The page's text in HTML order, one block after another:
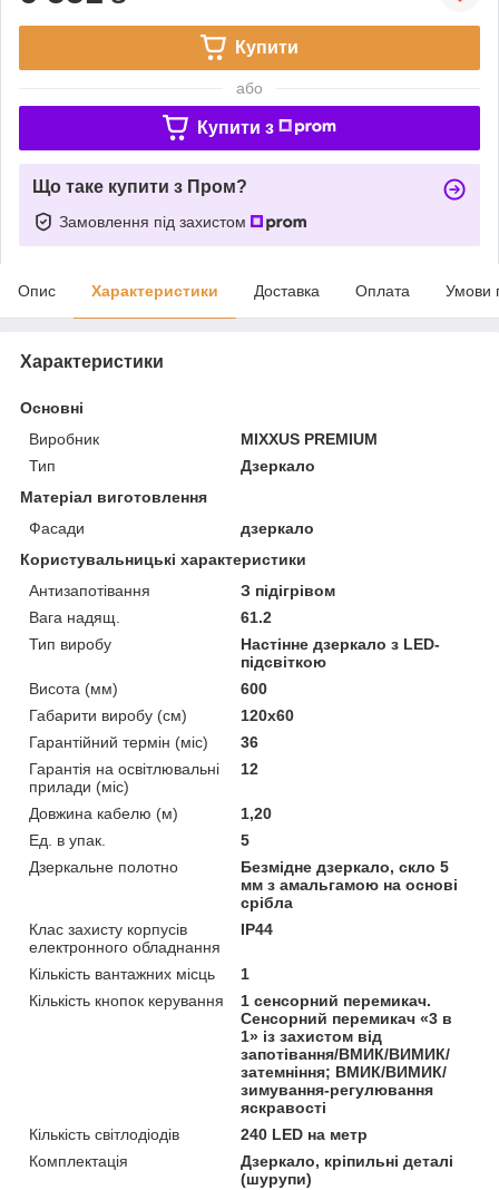
Купити
або
Купити з
Що таке купити з Пром?
Замовлення під захистом
Опис Характеристики Доставка Оплата Умови
Характеристики
Основні
Виробник
MIXXUS PREMIUM
Тип
Дзеркало
Матеріал виготовлення
Фасади
дзеркало
Користувальницькі характеристики
Антизапотівання
З підігрівом
Вага надящ.
61.2
Тип виробу
Настінне дзеркало з LED-
підсвіткою
Висота (мм)
600
Габарити виробу (см)
120x60
Гарантійний термін (міс)
36
Гарантія на освітлювальні
прилади (міс)
12
Довжина кабелю (м)
1,20
Ед. в упак.
5
Дзеркальне полотно
Безмідне дзеркало, скло 5
мм з амальгамою на основі
срібла
Клас захисту корпусів
електронного обладнання
IP44
Кількість вантажних місць
1
Кількість кнопок керування
1 сенсорний перемикач.
Сенсорний перемикач «3 в
1» із захистом від
запотівання/ВМИК/ВИМИК/
затемніння; ВМИК/ВИМИК/
зимування-регулювання
яскравості
Кількість світлодіодів
240 LED на метр
Комплектація
Дзеркало, кріпильні деталі
(шурупи)